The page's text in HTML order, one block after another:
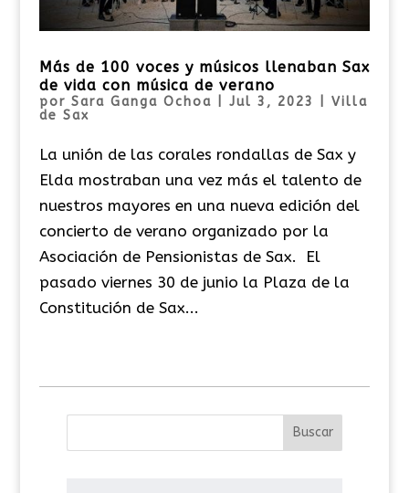
Más de 100 voces y músicos llenaban Sax
de vida con música de verano
por Sara Ganga Ochoa Jul 3, 2023
Villa
de Sax
La unión de las corales rondallas de Sax y
Elda mostraban una vez más el talento de
nuestros mayores en una nueva edición del
concierto de verano organizado por la
Asociación de Pensionistas de Sax. El
pasado viernes 30 de junio la Plaza de la
Constitución de Sax...